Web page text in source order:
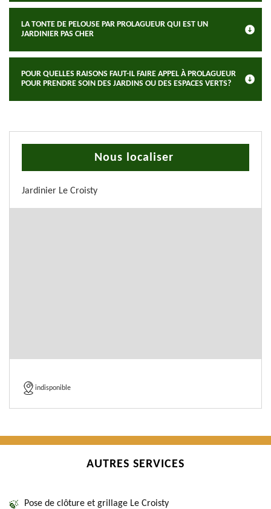
LA TONTE DE PELOUSE PAR PROLAGUEUR QUI EST UN
JARDINIER PAS CHER
POUR QUELLES RAISONS FAUT-IL FAIRE APPEL À PROLAGUEUR
POUR PRENDRE SOIN DES JARDINS OU DES ESPACES VERTS?
Nous localiser
Jardinier Le Croisty
indisponible
AUTRES SERVICES
Pose de clôture et grillage Le Croisty